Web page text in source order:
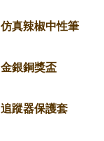
仿真辣椒中性筆
金銀銅獎盃
追蹤器保護套